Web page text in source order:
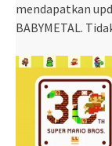
mendapatkan
BABYMETAL.